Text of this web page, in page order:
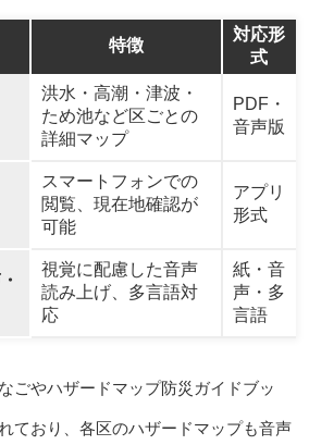
特徴
対応形
式
洪水・高潮・津波・
ため池など区ごとの
詳細マップ
PDF・
音声版
スマートフォンでの
閲覧、現在地確認が
可能
アプリ
形式
視覚に配慮した音声
読み上げ、多言語対
応
紙・音
声・多
言語
ごやハザードマップ防災ガイドブッ
ており、各区のハザードマップも音声